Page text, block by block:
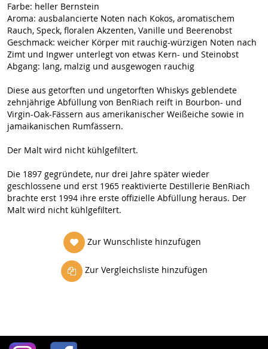
Farbe: heller Bernstein
Aroma: ausbalancierte Noten nach Kokos, aromatischem
Rauch, Speck, floralen Akzenten, Vanille und Beerenobst
Geschmack: weicher Körper mit rauchig-würzigen Noten nach
Zimt und Ingwer unterlegt von etwas Kern- und Steinobst
Abgang: lang, malzig und ausgewogen rauchig
Diese aus getorften und ungetorften Whiskys geblendete
zehnjährige Abfüllung von BenRiach reift in Bourbon- und
Virgin-Oak-Fässern aus amerikanischer Weißeiche sowie in
jamaikanischen Rumfässern.
Der Malt wird nicht kühlgefiltert.
Die 1897 gegründete, nur drei Jahre später wieder
geschlossene und erst 1965 reaktivierte Destillerie BenRiach
brachte erst 1994 ihre erste offizielle Abfüllung heraus. Der
Malt wird nicht kühlgefiltert.
Zur Wunschliste hinzufügen
Zur Vergleichsliste hinzufügen